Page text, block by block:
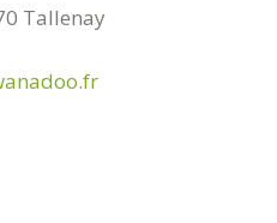
Tallenay